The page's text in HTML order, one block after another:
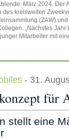
März 2024. Der
des kreisweiten
(ZAW)
„Nächstes Jahr
Mitarbeiter mit
- 31.
für
stellt eine